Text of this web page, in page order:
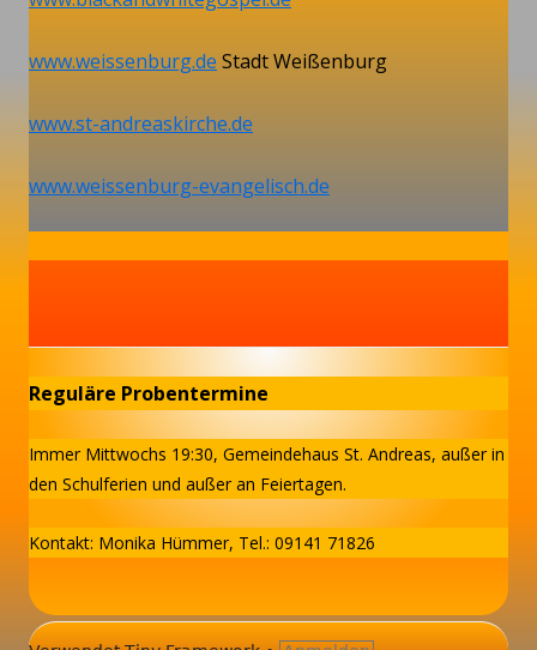
www.weissenburg.de Stadt Weißenburg
www.st-andreaskirche.de
www.weissenburg-evangelisch.de
Haupt-
Seitenleiste
Reguläre Probentermine
Immer Mittwochs 19:30, Gemeindehaus St. Andreas, außer in
den Schulferien und außer an Feiertagen.
Kontakt: Monika Hümmer, Tel.: 09141 71826
Footer